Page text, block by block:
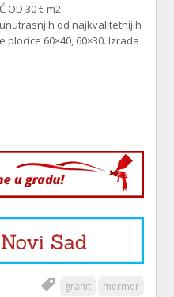
OD 30 € m2
od najkvalitetnijih
60×40, 60×30. Izrada
granit mermer